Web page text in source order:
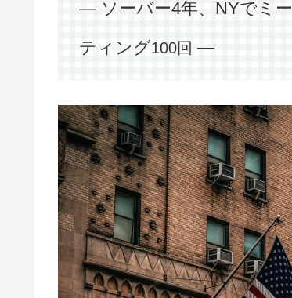
― ソーバー4年、NYでミー
ティング100回 ―